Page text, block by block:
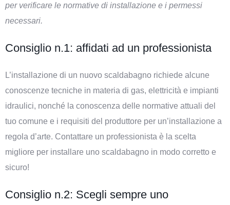
per verificare le normative di installazione e i permessi
necessari.
Consiglio n.1: affidati ad un professionista
L’installazione di un nuovo scaldabagno richiede alcune
conoscenze tecniche in materia di gas, elettricità e impianti
idraulici, nonché la conoscenza delle normative attuali del
tuo comune e i requisiti del produttore per un’installazione a
regola d’arte. Contattare un professionista è la scelta
migliore per installare uno scaldabagno in modo corretto e
sicuro!
Consiglio n.2: Scegli sempre uno